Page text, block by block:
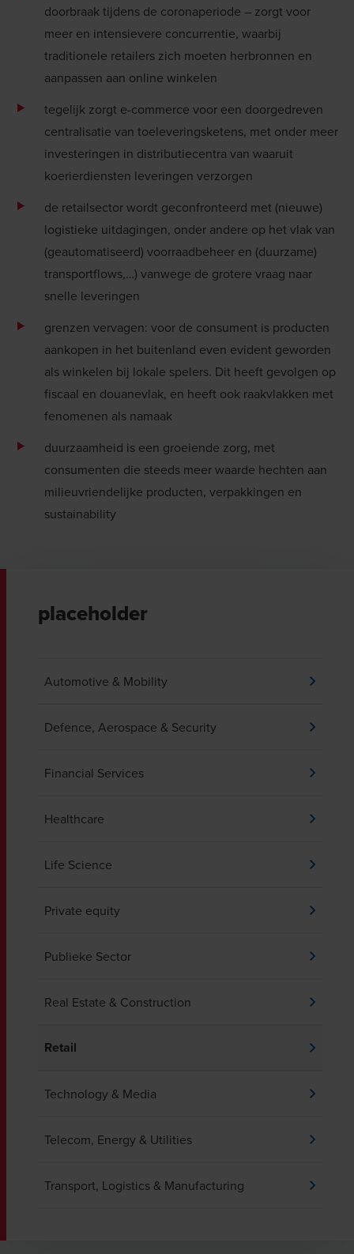
doorbraak tijdens de coronaperiode – zorgt voor
meer en intensievere concurrentie, waarbij
traditionele retailers zich moeten herbronnen en
aanpassen aan online winkelen
tegelijk zorgt e-commerce voor een doorgedreven
centralisatie van toeleveringsketens, met onder meer
investeringen in distributiecentra van waaruit
koerierdiensten leveringen verzorgen
de retailsector wordt geconfronteerd met (nieuwe)
logistieke uitdagingen, onder andere op het vlak van
(geautomatiseerd) voorraadbeheer en (duurzame)
transportflows,…) vanwege de grotere vraag naar
snelle leveringen
grenzen vervagen: voor de consument is producten
aankopen in het buitenland even evident geworden
als winkelen bij lokale spelers. Dit heeft gevolgen op
fiscaal en douanevlak, en heeft ook raakvlakken met
fenomenen als namaak
duurzaamheid is een groeiende zorg, met
consumenten die steeds meer waarde hechten aan
milieuvriendelijke producten, verpakkingen en
sustainability
placeholder
Automotive & Mobility
Defence, Aerospace & Security
Financial Services
Healthcare
Life Science
Private equity
Publieke Sector
Real Estate & Construction
Retail
Technology & Media
Telecom, Energy & Utilities
Transport, Logistics & Manufacturing